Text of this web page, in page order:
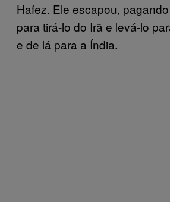
Hafez. Ele escapou,
para tirá-lo do Irã e levá-lo
e de lá para a Índia.